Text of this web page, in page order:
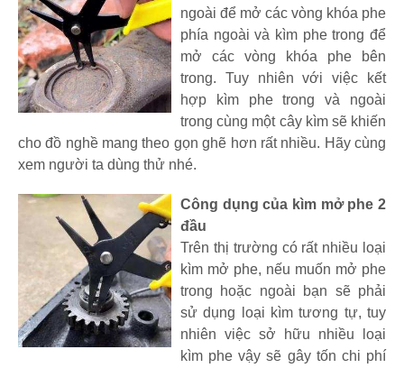
ngoài để mở các vòng khóa phe
phía ngoài và kìm phe trong để
mở các vòng khóa phe bên
trong. Tuy nhiên với việc kết
hợp kìm phe trong và ngoài
trong cùng một cây kìm sẽ khiến
cho đồ nghề mang theo gọn ghẽ hơn rất nhiều. Hãy cùng
xem người ta dùng thử nhé.
Công dụng của kìm mở phe 2
đầu
Trên thị trường có rất nhiều loại
kìm mở phe, nếu muốn mở phe
trong hoặc ngoài bạn sẽ phải
sử dụng loại kìm tương tự, tuy
nhiên việc sở hữu nhiều loại
kìm phe vậy sẽ gây tốn chi phí